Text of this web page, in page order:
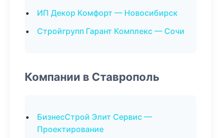
ИП Декор Комфорт — Новосибирск
Стройгрупп Гарант Комплекс — Сочи
Компании в Ставрополь
БизнесСтрой Элит Сервис —
Проектирование